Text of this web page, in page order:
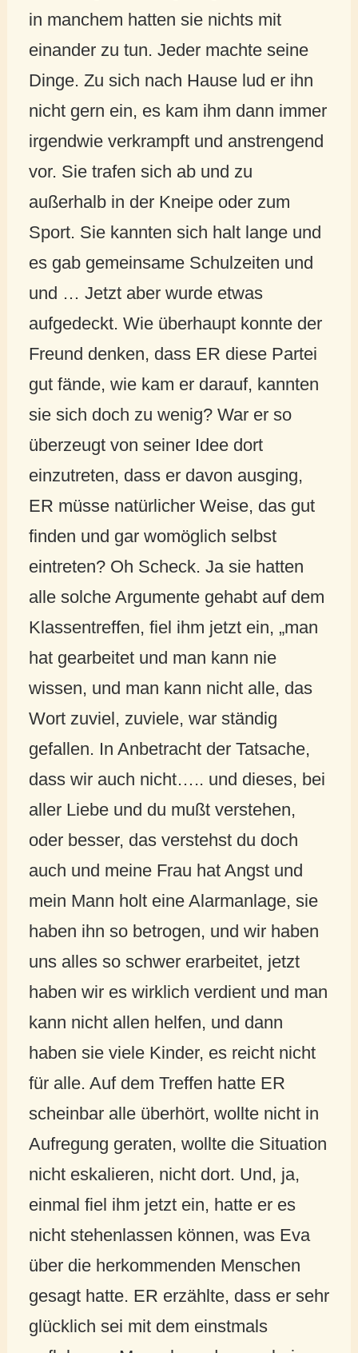
in manchem hatten sie nichts mit
einander zu tun. Jeder machte seine
Dinge. Zu sich nach Hause lud er ihn
nicht gern ein, es kam ihm dann immer
irgendwie verkrampft und anstrengend
vor. Sie trafen sich ab und zu
außerhalb in der Kneipe oder zum
Sport. Sie kannten sich halt lange und
es gab gemeinsame Schulzeiten und
und … Jetzt aber wurde etwas
aufgedeckt. Wie überhaupt konnte der
Freund denken, dass ER diese Partei
gut fände, wie kam er darauf, kannten
sie sich doch zu wenig? War er so
überzeugt von seiner Idee dort
einzutreten, dass er davon ausging,
ER müsse natürlicher Weise, das gut
finden und gar womöglich selbst
eintreten? Oh Scheck. Ja sie hatten
alle solche Argumente gehabt auf dem
Klassentreffen, fiel ihm jetzt ein, „man
hat gearbeitet und man kann nie
wissen, und man kann nicht alle, das
Wort zuviel, zuviele, war ständig
gefallen. In Anbetracht der Tatsache,
dass wir auch nicht….. und dieses, bei
aller Liebe und du mußt verstehen,
oder besser, das verstehst du doch
auch und meine Frau hat Angst und
mein Mann holt eine Alarmanlage, sie
haben ihn so betrogen, und wir haben
uns alles so schwer erarbeitet, jetzt
haben wir es wirklich verdient und man
kann nicht allen helfen, und dann
haben sie viele Kinder, es reicht nicht
für alle. Auf dem Treffen hatte ER
scheinbar alle überhört, wollte nicht in
Aufregung geraten, wollte die Situation
nicht eskalieren, nicht dort. Und, ja,
einmal fiel ihm jetzt ein, hatte er es
nicht stehenlassen können, was Eva
über die herkommenden Menschen
gesagt hatte. ER erzählte, dass er sehr
glücklich sei mit dem einstmals